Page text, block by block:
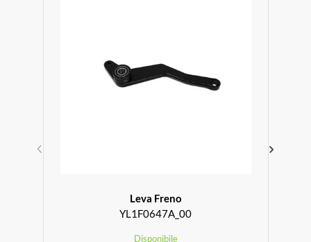
Leva Freno
YL1F0647A_00
Disponibile